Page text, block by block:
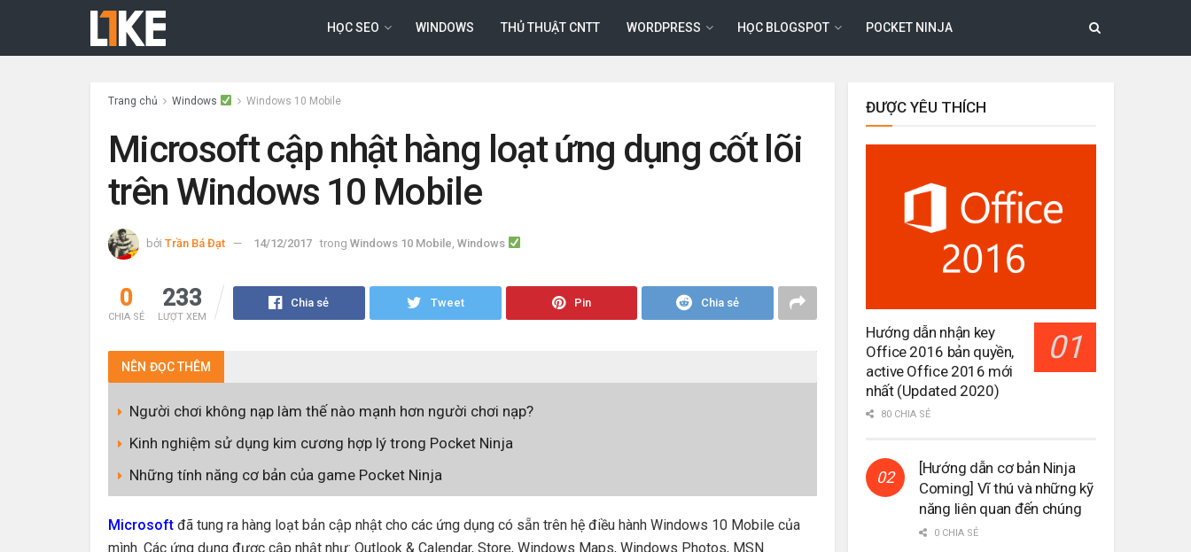
HỌC SEO WINDOWS THỦ THUẬT CNTT WORDPRESS HỌC BLOGSPOT POCKET NINJA
Trang chủ Windows Windows 10 Mobile
Microsoft cập nhật hàng loạt ứng dụng cốt lõi
trên Windows 10 Mobile
bởi Trần Bá Đạt 14/12/2017 trong Windows 10 Mobile Windows
0
CHIA SẺ
233
LƯỢT XEM
Chia sẻ Tweet Pin Chia sẻ
NÊN ĐỌC THÊM
Người chơi không nạp làm thế nào mạnh hơn người chơi nạp?
Kinh nghiệm sử dụng kim cương hợp lý trong Pocket Ninja
Những tính năng cơ bản của game Pocket Ninja
Microsoft đã tung ra hàng loạt bản cập nhật cho các ứng dụng có sẵn trên hệ điều hành Windows 10 Mobile của
mình. Các ứng dụng được cập nhật như: Outlook & Calendar, Store, Windows Maps, Windows Photos, MSN
ĐƯỢC YÊU THÍCH
Hướng dẫn nhận key
Office 2016 bản quyền,
active Office 2016 mới
nhất (Updated 2020)
80 CHIA SẺ
[Hướng dẫn cơ bản Ninja
Coming] Vĩ thú và những kỹ
năng liên quan đến chúng
0 CHIA SẺ